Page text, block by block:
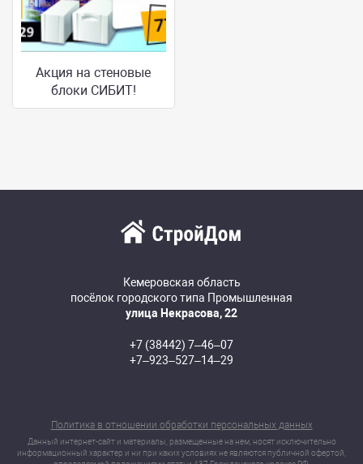
Акция на стеновые
блоки СИБИТ!
Кемеровская область
посёлок городского типа Промышленная
улица Некрасова, 22
+7 (38442) 7‒46‒07
+7‒923‒527‒14‒29
Политика в отношении обработки персональных данных
Данный интернет-сайт и материалы, размещенные на нем, носят исключительно
информационный характер и ни при каких условиях не являются публичной офертой,